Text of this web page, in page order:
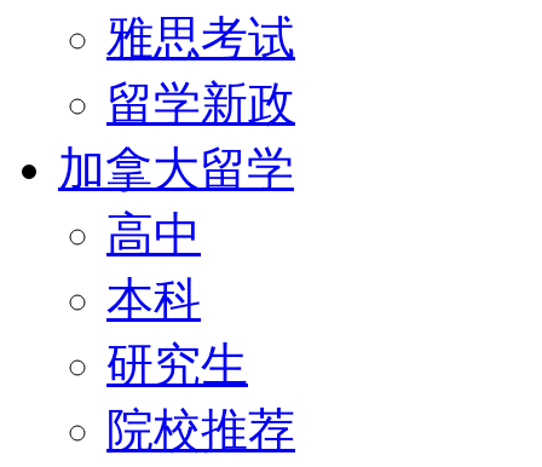
雅思考试
留学新政
加拿大留学
高中
本科
研究生
院校推荐